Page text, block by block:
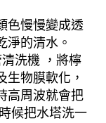
色慢慢變成透
淨的清水。
洗機 ，將檸
生物膜軟化，
高周波就會把
候把水塔洗一